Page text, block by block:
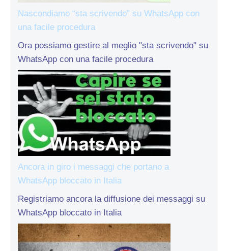
Nascondiamo “sta scrivendo” su WhatsApp con
una facile procedura
Ora possiamo gestire al meglio "sta scrivendo" su
WhatsApp con una facile procedura
Ancora in giro i messaggi che portano a
WhatsApp bloccato in Italia
Registriamo ancora la diffusione dei messaggi su
WhatsApp bloccato in Italia